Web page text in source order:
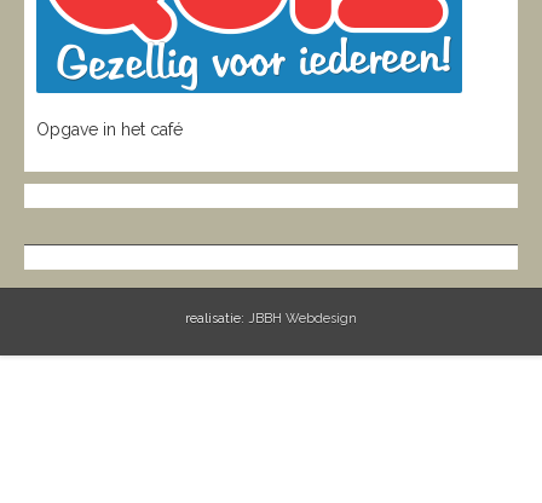
Opgave in het café
realisatie: JBBH Webdesign